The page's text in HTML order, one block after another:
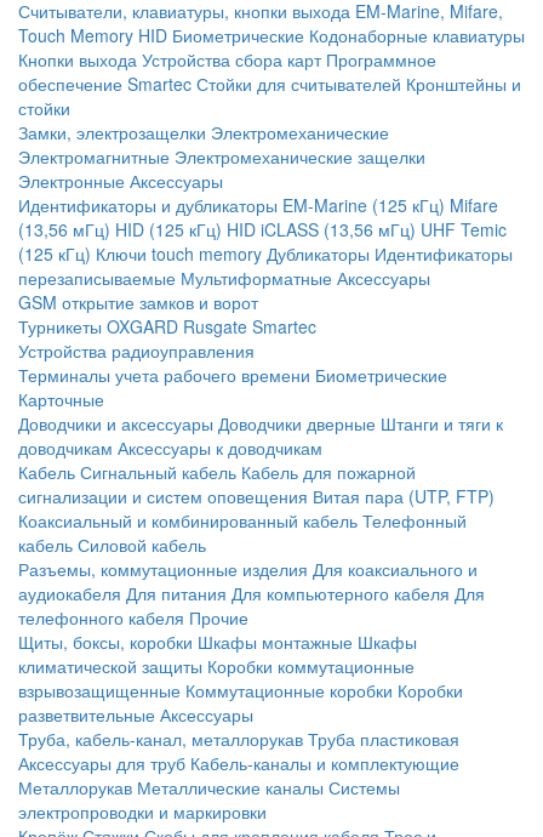
Считыватели, клавиатуры, кнопки выхода EM-Marine, Mifare,
Touch Memory HID Биометрические Кодонаборные клавиатуры
Кнопки выхода Устройства сбора карт Программное
обеспечение Smartec Стойки для считывателей Кронштейны и
стойки
Замки, электрозащелки Электромеханические
Электромагнитные Электромеханические защелки
Электронные Аксессуары
Идентификаторы и дубликаторы EM-Marine (125 кГц) Mifare
(13,56 мГц) HID (125 кГц) HID iCLASS (13,56 мГц) UHF Temic
(125 кГц) Ключи touch memory Дубликаторы Идентификаторы
перезаписываемые Мультиформатные Аксессуары
GSM открытие замков и ворот
Турникеты OXGARD Rusgate Smartec
Устройства радиоуправления
Терминалы учета рабочего времени Биометрические
Карточные
Доводчики и аксессуары Доводчики дверные Штанги и тяги к
доводчикам Аксессуары к доводчикам
Кабель Сигнальный кабель Кабель для пожарной
сигнализации и систем оповещения Витая пара (UTP, FTP)
Коаксиальный и комбинированный кабель Телефонный
кабель Силовой кабель
Разъемы, коммутационные изделия Для коаксиального и
аудиокабеля Для питания Для компьютерного кабеля Для
телефонного кабеля Прочие
Щиты, боксы, коробки Шкафы монтажные Шкафы
климатической защиты Коробки коммутационные
взрывозащищенные Коммутационные коробки Коробки
разветвительные Аксессуары
Труба, кабель-канал, металлорукав Труба пластиковая
Аксессуары для труб Кабель-каналы и комплектующие
Металлорукав Металлические каналы Системы
электропроводки и маркировки